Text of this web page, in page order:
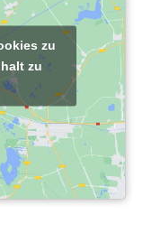
zu
zu